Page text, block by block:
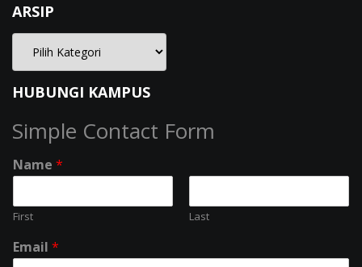
ARSIP
HUBUNGI KAMPUS
Simple Contact Form
Name *
First Last
Email *